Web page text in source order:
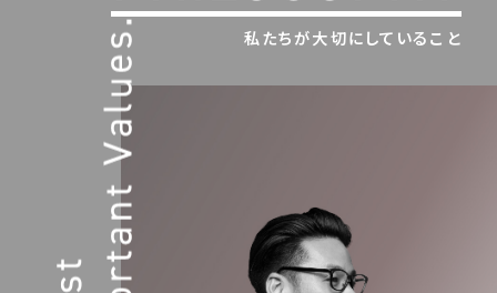
PHILOSOPHY
EXPERIENCE
ITEMS IN SHOP
CONTACT
私たちが大切にしていること